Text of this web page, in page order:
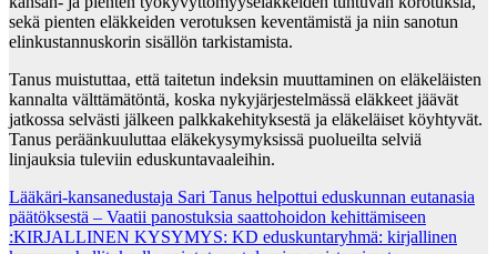
sekä pienten eläkkeiden verotuksen keventämistä ja niin sanotun
elinkustannuskorin sisällön tarkistamista.
Tanus muistuttaa, että taitetun indeksin muuttaminen on eläkeläisten
kannalta välttämätöntä, koska nykyjärjestelmässä eläkkeet jäävät
jatkossa selvästi jälkeen palkkakehityksestä ja eläkeläiset köyhtyvät.
Tanus peräänkuuluttaa eläkekysymyksissä puolueilta selviä
linjauksia tuleviin eduskuntavaaleihin.
Post
navigation
Lääkäri-kansanedustaja Sari Tanus helpottui eduskunnan eutanasia
päätöksestä – Vaatii panostuksia saattohoidon kehittämiseen
:KIRJALLINEN KYSYMYS: KD eduskuntaryhmä: kirjallinen